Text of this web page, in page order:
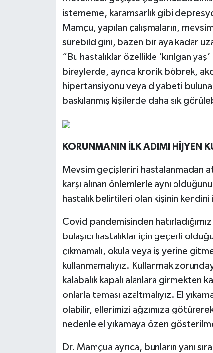
istememe, karamsarlık gibi
Mamçu, yapılan çalışmaların,
sürebildiğini, bazen bir aya kadar
“Bu hastalıklar özellikle ‘kırılgan
bireylerde, ayrıca kronik böbrek,
hipertansiyonu veya diyabeti
baskılanmış kişilerde daha sık
KORUNMANIN İLK ADIMI HİJYEN
Mevsim geçişlerini hastalanmadan
karşı alınan önlemlerle aynı
hastalık belirtileri olan kişinin
Covid pandemisinden
bulaşıcı hastalıklar için geçerli
çıkmamalı, okula veya iş yerine
kullanmamalıyız. Kullanmak
kalabalık kapalı alanlara girmekten
onlarla teması azaltmalıyız. El
olabilir, ellerimizi ağzımıza
nedenle el yıkamaya özen
Dr. Mamçua ayrıca, bunların yanı